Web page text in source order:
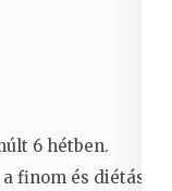
6 hétben.
finom és diétás